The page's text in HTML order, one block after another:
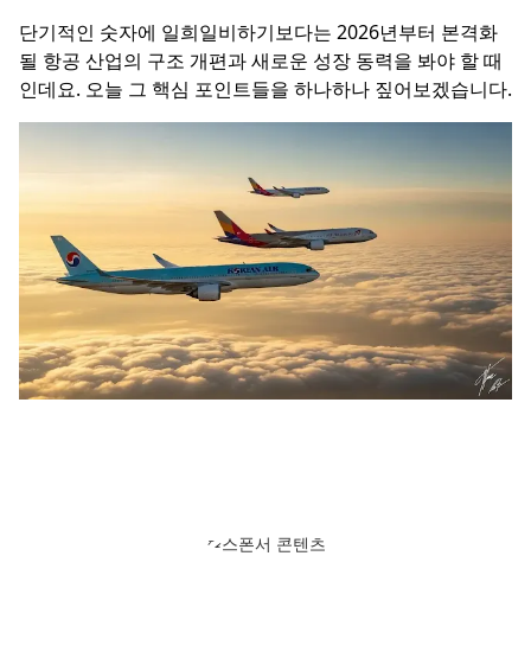
단기적인 숫자에 일희일비하기보다는 2026년부터 본격화
될 항공 산업의 구조 개편과 새로운 성장 동력을 봐야 할 때
인데요. 오늘 그 핵심 포인트들을 하나하나 짚어보겠습니다.
스폰서 콘텐츠